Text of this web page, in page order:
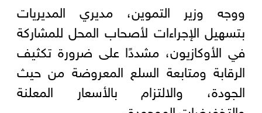
ووجه وزير التموين، مديري المديريات
بتسهيل الإجراءات لأصحاب المحل للمشاركة
في الأوكازيون، مشددًا على ضرورة تكثيف
الرقابة ومتابعة السلع المعروضة من حيث
الجودة، والالتزام بالأسعار المعلنة